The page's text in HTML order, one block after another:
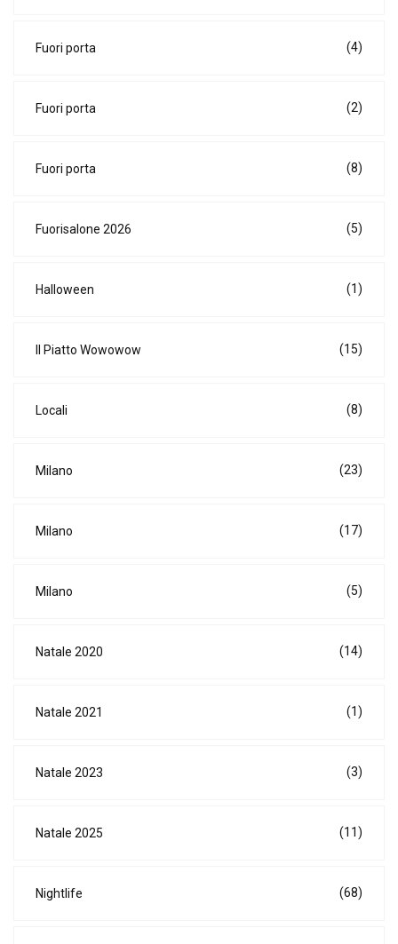
Fuori porta (4)
Fuori porta (2)
Fuori porta (8)
Fuorisalone 2026 (5)
Halloween (1)
Il Piatto Wowowow (15)
Locali (8)
Milano (23)
Milano (17)
Milano (5)
Natale 2020 (14)
Natale 2021 (1)
Natale 2023 (3)
Natale 2025 (11)
Nightlife (68)